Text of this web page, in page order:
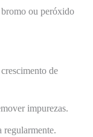
ou peróxido
de
impurezas.
regularmente.